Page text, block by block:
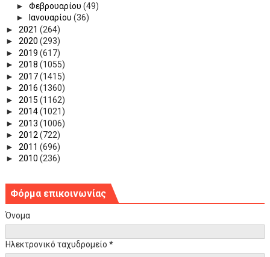
► Φεβρουαρίου (49)
►
Ιανουαρίου (36)
► 2021 (264)
► 2020 (293)
► 2019 (617)
► 2018 (1055)
► 2017(1415)
► 2016 (1360)
► 2015 (1162)
► 2014(1021)
► 2013 (1006)
► 2012(722)
► 2011 (696)
► 2010 (236)
Φόρμα επικοινωνίας
Όνομα
Ηλεκτρονικό ταχυδρομείο *